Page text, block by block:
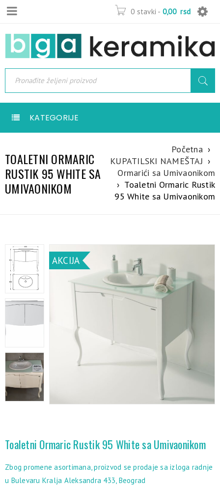
0 stavki - 0,00 rsd
KATEGORIJE
TOALETNI ORMARIC
RUSTIK 95 WHITE SA
UMIVAONIKOM
Početna ›
KUPATILSKI NAMEŠTAJ ›
Ormarići sa Umivaonikom
› Toaletni Ormaric Rustik
95 White sa Umivaonikom
AKCIJA
Toaletni Ormaric Rustik 95 White sa Umivaonikom
Zbog promene asortimana, proizvod se prodaje sa izloga radnje
u Bulevaru Kralja Aleksandra 433, Beograd